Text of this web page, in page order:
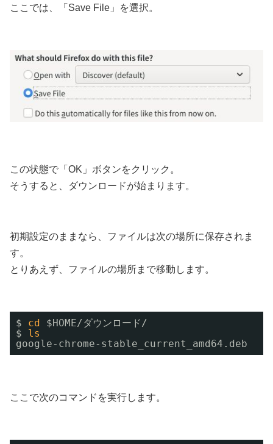
ここでは、「Save File」を選択。
この状態で「OK」ボタンをクリック。
そうすると、ダウンロードが始まります。
初期設定のままなら、ファイルは次の場所に保存されま
す。
とりあえず、ファイルの場所まで移動します。
$ cd
$HOME/ダウンロード/
$ ls
google-chrome-stable_current_amd64.deb
ここで次のコマンドを実行します。